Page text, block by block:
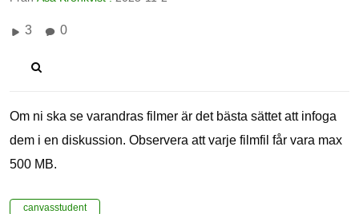
3 0
Om ni ska se varandras filmer är det bästa sättet att infoga
dem i en diskussion. Observera att varje filmfil får vara max
500 MB.
canvasstudent